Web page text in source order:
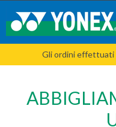
Gli ordini effettuati